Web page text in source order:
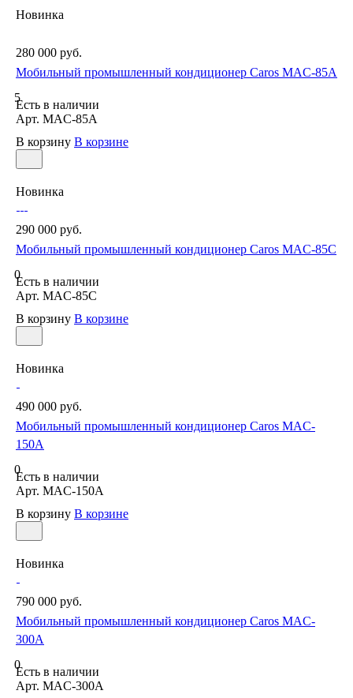
Новинка
280 000 руб.
Мобильный промышленный кондиционер Caros MAC-85A
5
Есть в наличии
Арт. MAC-85A
В корзину В корзине
Новинка
290 000 руб.
Мобильный промышленный кондиционер Caros MAC-85C
0
Есть в наличии
Арт. MAC-85C
В корзину В корзине
Новинка
490 000 руб.
Мобильный промышленный кондиционер Caros MAC-
150A
0
Есть в наличии
Арт. MAC-150A
В корзину В корзине
Новинка
790 000 руб.
Мобильный промышленный кондиционер Caros MAC-
300A
0
Есть в наличии
Арт. MAC-300A